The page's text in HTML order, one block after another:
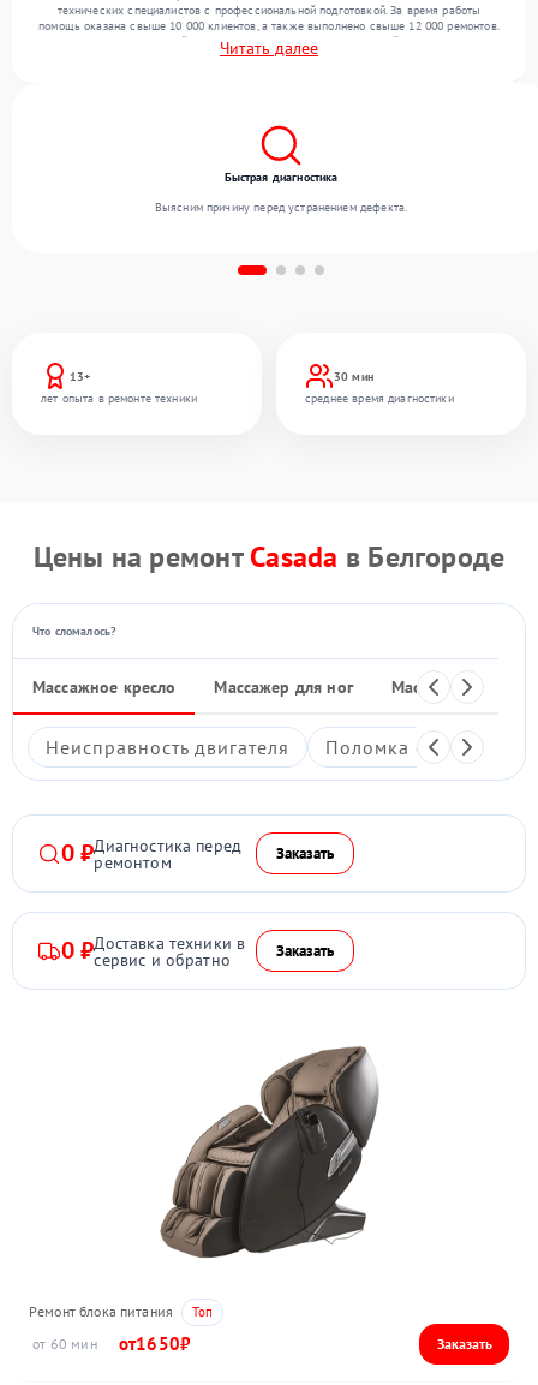
технических специалистов с профессиональной подготовкой. За время работы
помощь оказана свыше 10 000 клиентов, а также выполнено свыше 12 000 ремонтов.
Ежемесячно в сервисный центр поступает более 300 обращений, включая , , . Мы
устраняем поломки любой сложности и предлагаем стабильный уровень сервиса
Читать далее
13+
лет опыта в ремонте техники
30 мин
среднее время диагностики
Быстрая диагностика
Выясним причину перед устранением дефекта.
Цены на ремонтCasada в Белгороде
Что сломалось?
Массажное кресло Массажер для ног Массажные
Неисправность двигателя Поломка системы
0 ₽Диагностика перед
ремонтом Заказать
0 ₽Доставка техники в
сервис и обратно Заказать
Ремонт блока питания
60
1650